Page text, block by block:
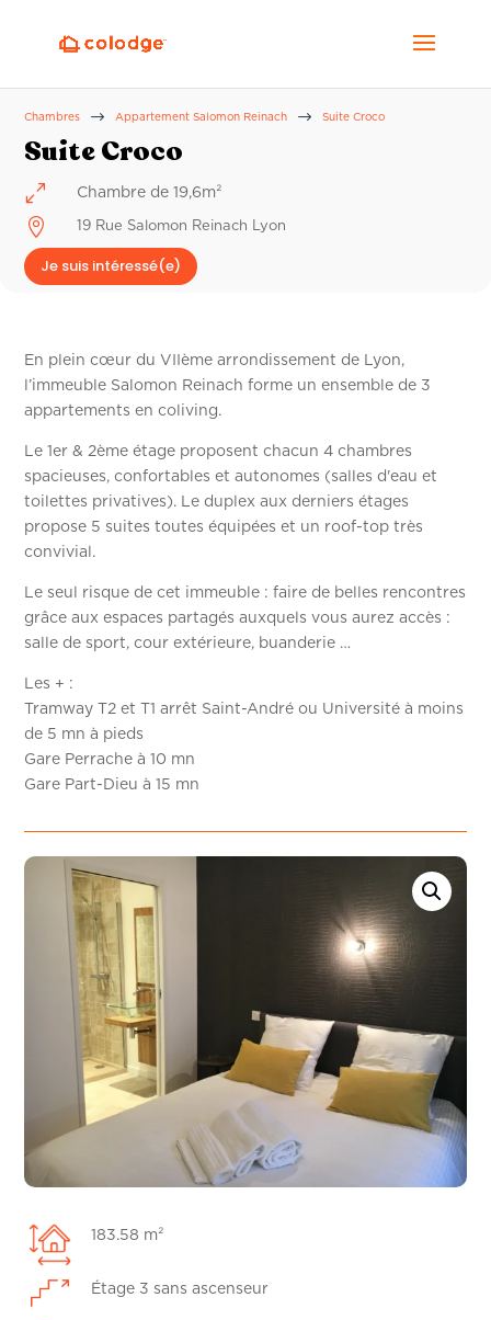
Chambres $ Appartement Salomon Reinach $ Suite Croco
Suite Croco
0 Chambre de 19,6m²
 19 Rue Salomon Reinach Lyon
Je suis intéressé(e)
En plein cœur du VIIème arrondissement de Lyon,
l’immeuble Salomon Reinach forme un ensemble de 3
appartements en coliving.
Le 1er & 2ème étage proposent chacun 4 chambres
spacieuses, confortables et autonomes (salles d'eau et
toilettes privatives). Le duplex aux derniers étages
propose 5 suites toutes équipées et un roof-top très
convivial.
Le seul risque de cet immeuble : faire de belles rencontres
grâce aux espaces partagés auxquels vous aurez accès :
salle de sport, cour extérieure, buanderie …
Les + :
Tramway T2 et T1 arrêt Saint-André ou Université à moins
de 5 mn à pieds
Gare Perrache à 10 mn
Gare Part-Dieu à 15 mn
183.58 m²
Étage 3 sans ascenseur